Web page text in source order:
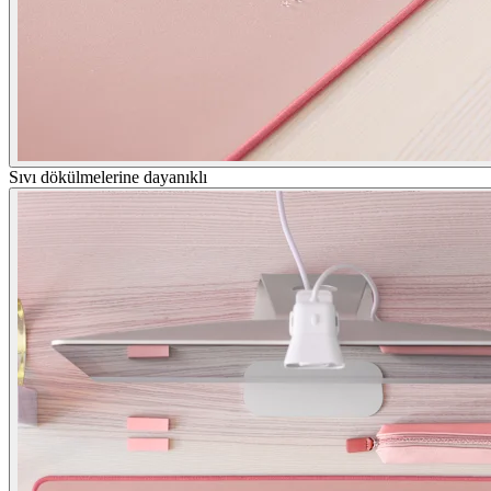
Sıvı dökülmelerine dayanıklı